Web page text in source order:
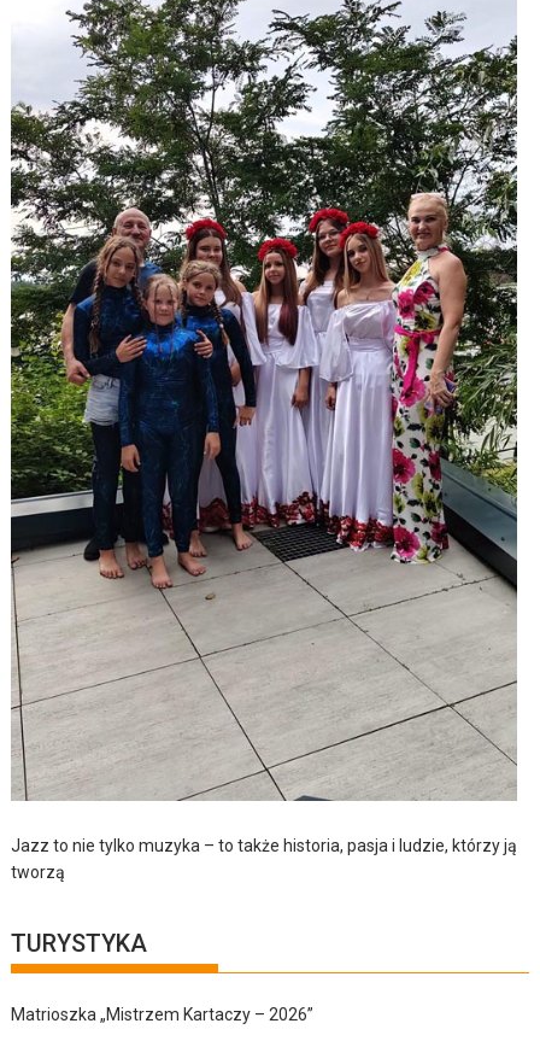
Jazz to nie tylko muzyka – to także historia, pasja i ludzie, którzy ją
tworzą
TURYSTYKA
Matrioszka „Mistrzem Kartaczy – 2026”